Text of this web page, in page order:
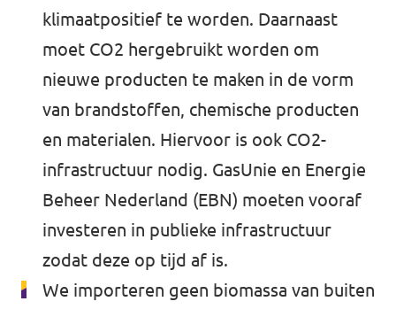
klimaatpositief te worden. Daarnaast
moet CO2 hergebruikt worden om
nieuwe producten te maken in de vorm
van brandstoffen, chemische producten
en materialen. Hiervoor is ook CO2-
infrastructuur nodig. GasUnie en Energie
Beheer Nederland (EBN) moeten vooraf
investeren in publieke infrastructuur
zodat deze op tijd af is.
We importeren geen biomassa van buiten